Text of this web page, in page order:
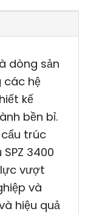
dòng sản
các hệ
kế
bền bỉ.
trúc
3400
vượt
và
hiệu quả